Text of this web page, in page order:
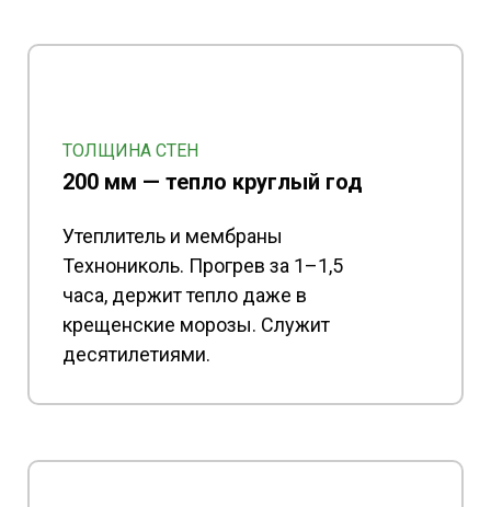
Утеплитель и мембраны
Технониколь. Прогрев за 1–1,5
часа, держит тепло даже в
крещенские морозы. Служит
десятилетиями.
200 мм — тепло круглый год
ТОЛЩИНА СТЕН